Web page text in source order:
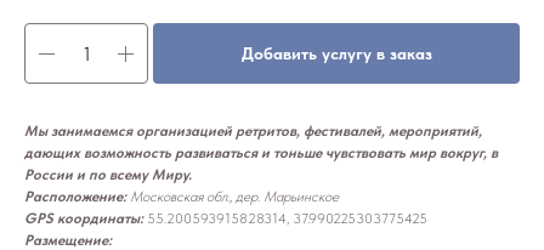
Добавить услугу в заказ
Мы занимаемся организацией ретритов, фестивалей, мероприятий,
дающих возможность развиваться и тоньше чувствовать мир вокруг, в
России и по всему Миру.
Расположение: Московская обл., дер. Марьинское
GPS координаты: 55.200593915828314, 37.990225303775425
Размещение: